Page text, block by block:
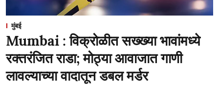
मुंबई
Mumbai : विक्रोळीत सख्ख्या भावांमध्ये
रक्तरंजित राडा; मोठ्या आवाजात गाणी
लावल्याच्या वादातून डबल मर्डर